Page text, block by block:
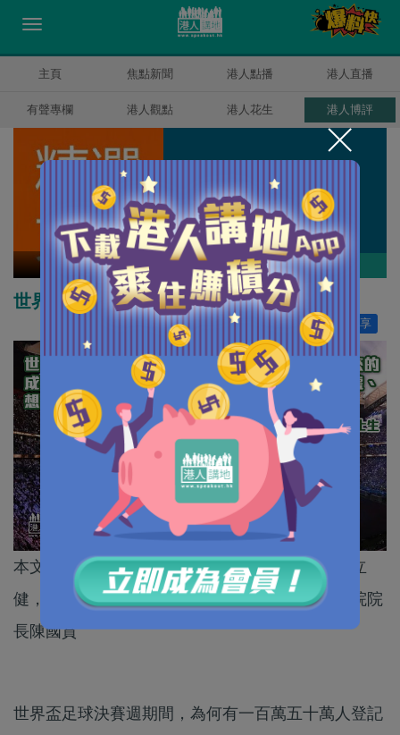
主頁 焦點新聞 港人點播 港人直播
有聲專欄 港人觀點 港人花生 港人博評
精選文章 作者其他博評
世界盃足球的朝聖神話
分享
讚好 5
本文作者為新加坡南洋理工大學社會學博士生張立
健，與香港恒生大學客座教授、陳氏社會研究學院院
長陳國賁
世界盃足球決賽週期間，為何有一百萬五十萬人登記